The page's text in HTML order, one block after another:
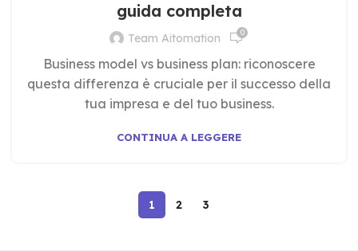
guida completa
Team Aitomation 0
Business model vs business plan: riconoscere
questa differenza è cruciale per il successo della
tua impresa e del tuo business.
CONTINUA A LEGGERE
1 2 3